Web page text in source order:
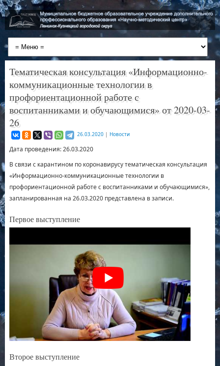
Тематическая консультация «Информационно-
коммуникационные технологии в
профориентационной работе с
воспитанниками и обучающимися» от 2020-03-
26
26.03.2020 | Новости
Дата проведения: 26.03.2020
В связи с карантином по коронавирусу тематическая консультация
«Информационно-коммуникационные технологии в
профориентационной работе с воспитанниками и обучающимися»,
запланированная на 26.03.2020 представлена в записи.
Первое выступление
Второе выступление